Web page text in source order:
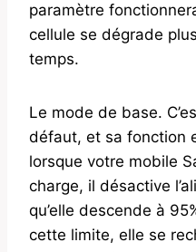
paramètre
cellule se dégrade
temps.
Le mode de base.
défaut, et sa fonction
lorsque votre mobile
charge, il désactive
qu’elle descende à
cette limite, elle se